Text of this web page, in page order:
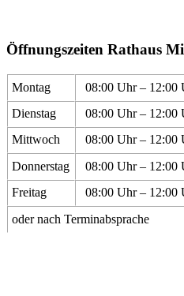
Öffnungszeiten Rathaus
Montag 08:00 Uhr – 12:00
Dienstag
08:00 Uhr – 12:00
Mittwoch
08:00 Uhr – 12:00
Donnerstag
08:00 Uhr – 12:00
Freitag
08:00 Uhr – 12:00
oder nach Terminabsprache